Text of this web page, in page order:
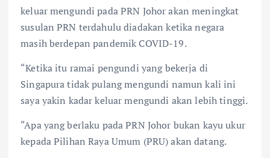
keluar mengundi pada PRN Johor akan meningkat
susulan PRN terdahulu diadakan ketika negara
masih berdepan pandemik COVID-19.
“Ketika itu ramai pengundi yang bekerja di
Singapura tidak pulang mengundi namun kali ini
saya yakin kadar keluar mengundi akan lebih tinggi.
“Apa yang berlaku pada PRN Johor bukan kayu ukur
kepada Pilihan Raya Umum (PRU) akan datang.